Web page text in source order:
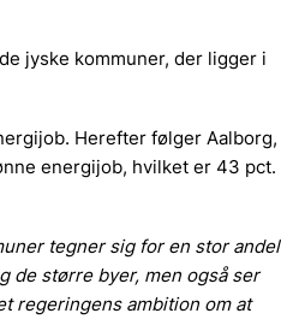
jyske kommuner, der ligger i
Herefter følger Aalborg,
energijob, hvilket er 43 pct.
tegner sig for en stor andel
de større byer, men også ser
regeringens ambition om at